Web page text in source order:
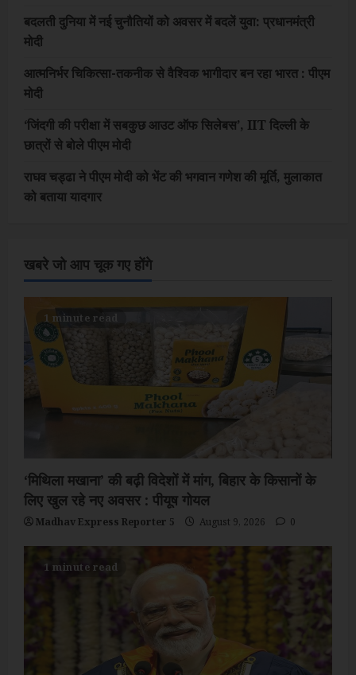
बदलती दुनिया में नई चुनौतियों को अवसर में बदलें युवा: प्रधानमंत्री
मोदी
आत्मनिर्भर चिकित्सा-तकनीक से वैश्विक भागीदार बन रहा भारत : पीएम
मोदी
‘जिंदगी की परीक्षा में सबकुछ आउट ऑफ सिलेबस’, IIT दिल्ली के
छात्रों से बोले पीएम मोदी
राघव चड्ढा ने पीएम मोदी को भेंट की भगवान गणेश की मूर्ति, मुलाकात
को बताया यादगार
खबरे जो आप चूक गए होंगे
1 minute read
‘मिथिला मखाना’ की बढ़ी विदेशों में मांग, बिहार के किसानों के
लिए खुल रहे नए अवसर : पीयूष गोयल
Madhav Express Reporter 5 August 9, 2026 0
1 minute read